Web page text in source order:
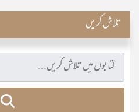
تلاش کریں